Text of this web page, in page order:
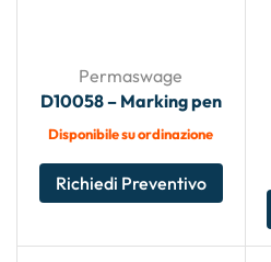
Permaswage
D10058 – Marking pen
Disponibile su ordinazione
Richiedi Preventivo